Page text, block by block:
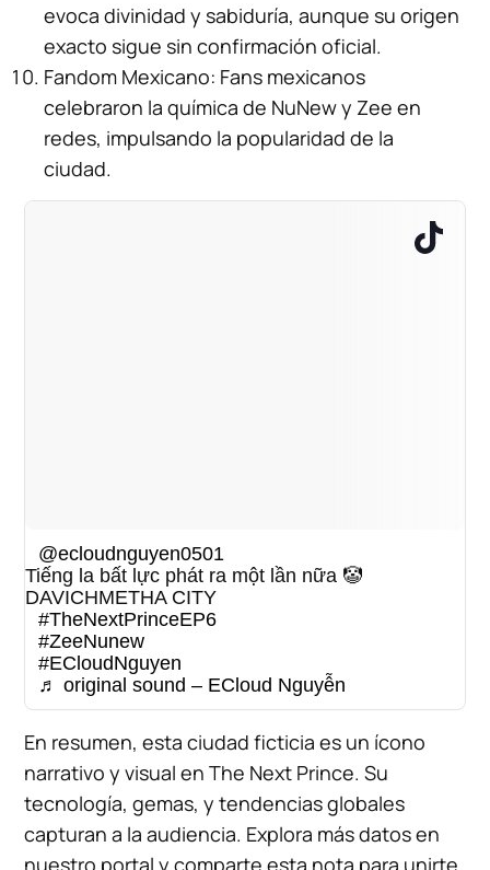
evoca divinidad y sabiduría, aunque su origen
exacto sigue sin confirmación oficial.
Fandom Mexicano: Fans mexicanos
celebraron la química de NuNew y Zee en
redes, impulsando la popularidad de la
ciudad.
@ecloudnguyen0501
Tiếng la bất lực phát ra một lần nữa 🤡
DAVICHMETHA CITY
#TheNextPrinceEP6
#ZeeNunew
#ECloudNguyen
♬ original sound – ECloud Nguyễn
En resumen, esta ciudad ficticia es un ícono
narrativo y visual en The Next Prince. Su
tecnología, gemas, y tendencias globales
capturan a la audiencia. Explora más datos en
nuestro portal y comparte esta nota para unirte